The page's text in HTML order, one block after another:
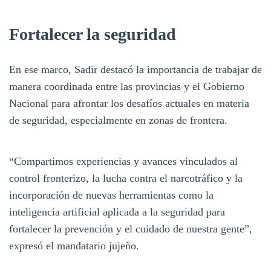
Fortalecer la seguridad
En ese marco, Sadir destacó la importancia de trabajar de
manera coordinada entre las provincias y el Gobierno
Nacional para afrontar los desafíos actuales en materia
de seguridad, especialmente en zonas de frontera.
“Compartimos experiencias y avances vinculados al
control fronterizo, la lucha contra el narcotráfico y la
incorporación de nuevas herramientas como la
inteligencia artificial aplicada a la seguridad para
fortalecer la prevención y el cuidado de nuestra gente”,
expresó el mandatario jujeño.